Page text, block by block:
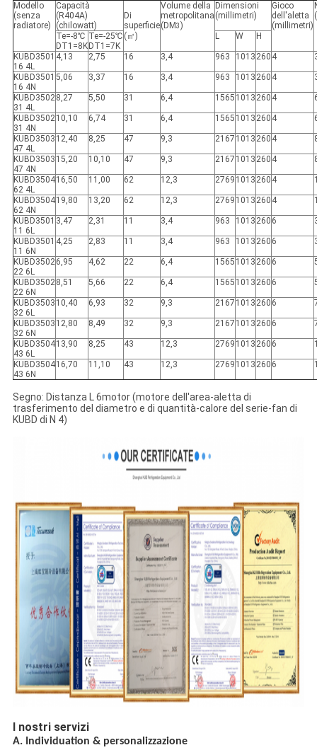
Modello
(senza
radiatore)
Capacità
(R404A)
(chilowatt)
Di
superficie
(㎡)
Volume della
metropolitana
(DM3)
Dimensioni
(millimetri)
Gioco
dell'aletta
(millimetri)
Te=-8℃
DT1=8K
Te=-25℃
DT1=7K
L W H
KUBD3501
16 4L
4,13 2,75 16 3,4 963 1013 260 4
KUBD3501
16 4N
5,06 3,37 16 3,4 963 1013 260 4
KUBD3502
31 4L
8,27 5,50 31 6,4 1565 1013 260 4
KUBD3502
31 4N
10,10 6,74 31 6,4 1565 1013 260 4
KUBD3503
47 4L
12,40 8,25 47 9,3 2167 1013 260 4
KUBD3503
47 4N
15,20 10,10 47 9,3 2167 1013 260 4
KUBD3504
62 4L
16,50 11,00 62 12,3 2769 1013 260 4
KUBD3504
62 4N
19,80 13,20 62 12,3 2769 1013 260 4
KUBD3501
11 6L
3,47 2,31 11 3,4 963 1013 260 6
KUBD3501
11 6N
4,25 2,83 11 3,4 963 1013 260 6
KUBD3502
22 6L
6,95 4,62 22 6,4 1565 1013 260 6
KUBD3502
22 6N
8,51 5,66 22 6,4 1565 1013 260 6
KUBD3503
32 6L
10,40 6,93 32 9,3 2167 1013 260 6
KUBD3503
32 6N
12,80 8,49 32 9,3 2167 1013 260 6
KUBD3504
43 6L
13,90 8,25 43 12,3 2769 1013 260 6
KUBD3504
43 6N
16,70 11,10 43 12,3 2769 1013 260 6
Segno: Distanza L 6motor (motore dell'area-aletta di
trasferimento del diametro e di quantità-calore del serie-fan di
KUBD di N 4)
I nostri servizi
A. Individuation & personalizzazione